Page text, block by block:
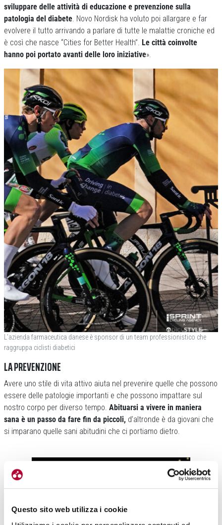
Questo sito web utilizza i cookie
sviluppare delle attività di educazione e prevenzione sulla
patologia del diabete. Novo Nordisk ha voluto poi allargare e far
evolvere il tutto arrivando a parlare di tutte le malattie croniche ed
è così che nasce “Cities for Better Health”. Le città coinvolte
hanno poi portato avanti delle loro iniziative».
L’azienda farmaceutica danese è sponsor di un team professionistico che
raggruppa ciclisti diabetici
LA PREVENZIONE
Avere uno stile di vita attivo aiuta nel prevenire quelle che possono
essere delle patologie importanti e che possono impattare sul
nostro corpo per diverso tempo. Abituarsi a vivere in maniera
sana è un passo da fare fin da piccoli, d’altronde è da giovani che
si imparano quelle sani abitudini che ci portiamo dietro.